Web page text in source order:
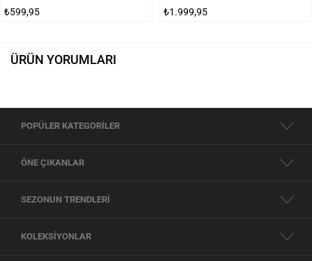
₺599,95 ₺1.999,95
ÜRÜN YORUMLARI
POPÜLER KATEGORİLER
ÖNE ÇIKANLAR
SEZONUN TRENDLERİ
KOLEKSİYONLAR